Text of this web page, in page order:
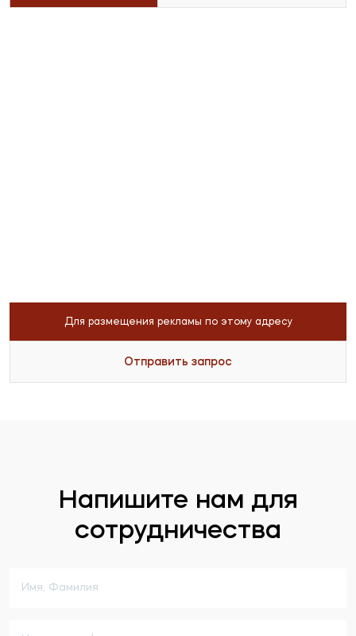
Для размещения рекламы по этому адресу
Отправить запрос
Напишите нам для
сотрудничества